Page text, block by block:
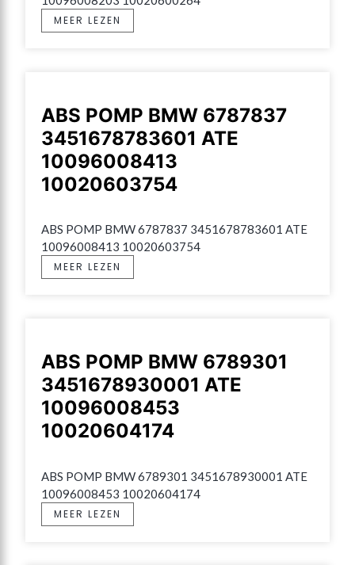
MEER LEZEN
ABS POMP BMW 6787837
3451678783601 ATE
10096008413
10020603754
ABS POMP BMW 6787837 3451678783601 ATE
10096008413 10020603754
MEER LEZEN
ABS POMP BMW 6789301
3451678930001 ATE
10096008453
10020604174
ABS POMP BMW 6789301 3451678930001 ATE
10096008453 10020604174
MEER LEZEN